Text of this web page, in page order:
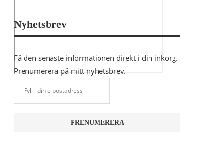
Nyhetsbrev
Få den senaste informationen direkt i din inkorg.
Prenumerera på mitt nyhetsbrev.